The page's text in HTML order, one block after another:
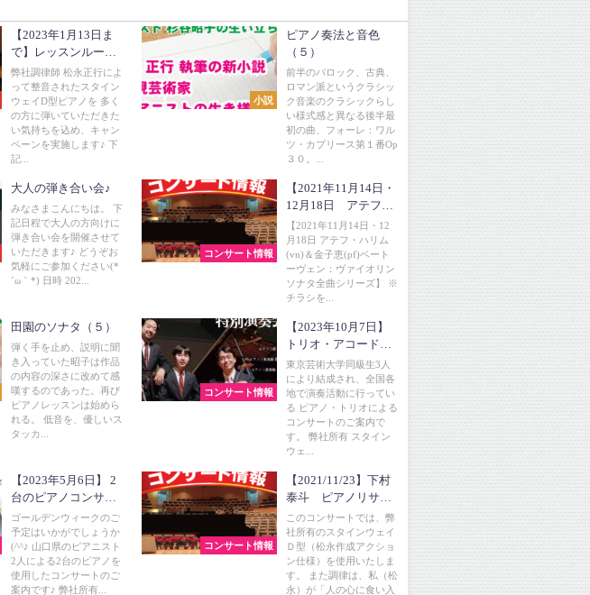
【2023年1月13日ま
で】レッスンルーム
利用★スタインウェ
イD型キャンペーン
弊社調律師 松永正行によ
って整音されたスタイン
ウェイD型ピアノを 多く
の方に弾いていただきた
い気持ちを込め、キャン
ペーンを実施します♪ 下
記...
小説
ピアノ奏法と音色
（５）
前半のバロック、古典、
ロマン派というクラシッ
ク音楽のクラシックらし
い様式感と異なる後半最
初の曲、フォーレ：ワル
ツ・カプリース第１番Op
３０。...
大人の弾き合い会♪
みなさまこんにちは。 下
記日程で大人の方向けに
弾き合い会を開催させて
いただきます♪ どうぞお
気軽にご参加ください(*
´ω｀*) 日時 202...
コンサート情報
【2021年11月14日・
12月18日 アテフ・
ハリム(vn)＆金子恵
(pf) ベートーヴェ
ン：ヴァイオリンソ
ナタ全曲シリーズ】
【2021年11月14日・12
月18日 アテフ・ハリム
(vn)＆金子恵(pf)ベート
ーヴェン：ヴァイオリン
ソナタ全曲シリーズ】 ※
チラシを...
田園のソナタ（５）
弾く手を止め、説明に聞
き入っていた昭子は作品
の内容の深さに改めて感
嘆するのであった。再び
ピアノレッスンは始めら
れる。 低音を、優しいス
タッカ...
コンサート情報
【2023年10月7日】
トリオ・アコード特
別演奏会
東京芸術大学同級生3人
により結成され、全国各
地で演奏活動に行ってい
る ピアノ・トリオによる
コンサートのご案内で
す。 弊社所有 スタイン
ウェ...
【2023年5月6日】 2
台のピアノコンサー
ト～モダンとヴィン
テージ スタインウェ
イ・ピアノの聴き比
べ～
ゴールデンウィークのご
予定はいかがでしょうか
(^^♪ 山口県のピアニスト
2人による2台のピアノを
使用したコンサートのご
案内です♪ 弊社所有...
コンサート情報
【2021/11/23】下村
泰斗 ピアノリサイ
タル２０２１ 音玉
このコンサートでは、弊
社所有のスタインウェイ
Ｄ型（松永作成アクショ
ン仕様）を使用いたしま
す。 また調律は、私（松
永）が「人の心に食い入